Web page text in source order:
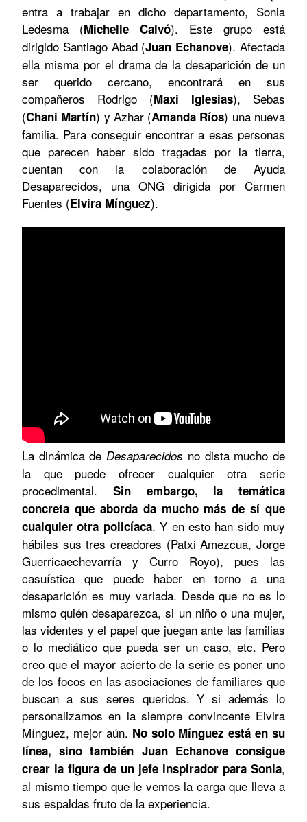
entra a trabajar en dicho departamento, Sonia
Ledesma (Michelle Calvó). Este grupo está
dirigido Santiago Abad (Juan Echanove). Afectada
ella misma por el drama de la desaparición de un
ser querido cercano, encontrará en sus
compañeros Rodrigo (Maxi Iglesias), Sebas
(Chani Martín) y Azhar (Amanda Ríos) una nueva
familia. Para conseguir encontrar a esas personas
que parecen haber sido tragadas por la tierra,
cuentan con la colaboración de Ayuda
Desaparecidos, una ONG dirigida por Carmen
Fuentes (Elvira Mínguez).
La dinámica deDesaparecidos no dista mucho de
la que puede ofrecer cualquier otra serie
procedimental. Sin embargo, la temática
concreta que aborda da mucho más de sí que
cualquier otra policíaca. Y en esto han sido muy
hábiles sus tres creadores (Patxi Amezcua, Jorge
Guerricaechevarría y Curro Royo), pues las
casuística que puede haber en torno a una
desaparición es muy variada. Desde que no es lo
mismo quién desaparezca, si un niño o una mujer,
las videntes y el papel que juegan ante las familias
o lo mediático que pueda ser un caso, etc. Pero
creo que el mayor acierto de la serie es poner uno
de los focos en las asociaciones de familiares que
buscan a sus seres queridos. Y si además lo
personalizamos en la siempre convincente Elvira
Mínguez, mejor aún. No solo Mínguez está en su
línea, sino también Juan Echanove consigue
crear la figura de un jefe inspirador para Sonia,
al mismo tiempo que le vemos la carga que lleva a
sus espaldas fruto de la experiencia.